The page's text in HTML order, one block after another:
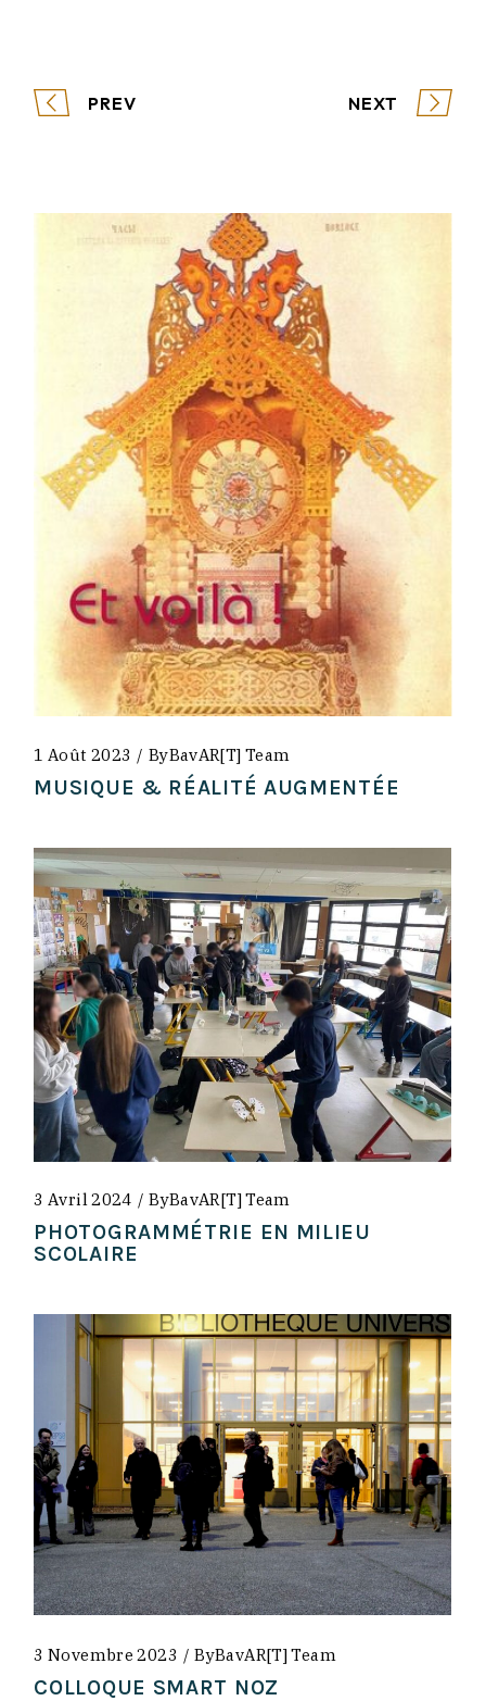
PREV NEXT
1 Août 2023 ByBavAR[t] Team
MUSIQUE & RÉALITÉ AUGMENTÉE
3 Avril 2024 ByBavAR[t] Team
PHOTOGRAMMÉTRIE EN MILIEU
SCOLAIRE
3 Novembre 2023 ByBavAR[t] Team
COLLOQUE SMART NOZ